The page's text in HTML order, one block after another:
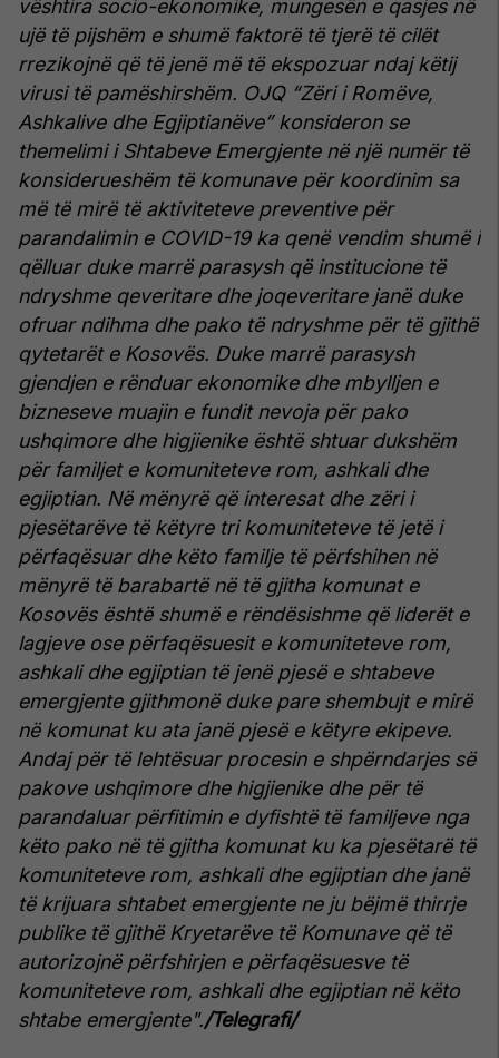
vështira socio-ekonomike, mungesën e qasjes në
ujë të pijshëm e shumë faktorë të tjerë të cilët
rrezikojnë që të jenë më të ekspozuar ndaj këtij
virusi të pamëshirshëm. OJQ “Zëri i Romëve,
Ashkalive dhe Egjiptianëve” konsideron se
themelimi i Shtabeve Emergjente në një numër të
konsiderueshëm të komunave për koordinim sa
më të mirë të aktiviteteve preventive për
parandalimin e COVID-19 ka qenë vendim shumë i
qëlluar duke marrë parasysh që institucione të
ndryshme qeveritare dhe joqeveritare janë duke
ofruar ndihma dhe pako të ndryshme për të gjithë
qytetarët e Kosovës. Duke marrë parasysh
gjendjen e rënduar ekonomike dhe mbylljen e
bizneseve muajin e fundit nevoja për pako
ushqimore dhe higjienike është shtuar dukshëm
për familjet e komuniteteve rom, ashkali dhe
egjiptian. Në mënyrë që interesat dhe zëri i
pjesëtarëve të këtyre tri komuniteteve të jetë i
përfaqësuar dhe këto familje të përfshihen në
mënyrë të barabartë në të gjitha komunat e
Kosovës është shumë e rëndësishme që liderët e
lagjeve ose përfaqësuesit e komuniteteve rom,
ashkali dhe egjiptian të jenë pjesë e shtabeve
emergjente gjithmonë duke pare shembujt e mirë
në komunat ku ata janë pjesë e këtyre ekipeve.
Andaj për të lehtësuar procesin e shpërndarjes së
pakove ushqimore dhe higjienike dhe për të
parandaluar përfitimin e dyfishtë të familjeve nga
këto pako në të gjitha komunat ku ka pjesëtarë të
komuniteteve rom, ashkali dhe egjiptian dhe janë
të krijuara shtabet emergjente ne ju bëjmë thirrje
publike të gjithë Kryetarëve të Komunave që të
autorizojnë përfshirjen e përfaqësuesve të
komuniteteve rom, ashkali dhe egjiptian në këto
shtabe emergjente"./Telegrafi/